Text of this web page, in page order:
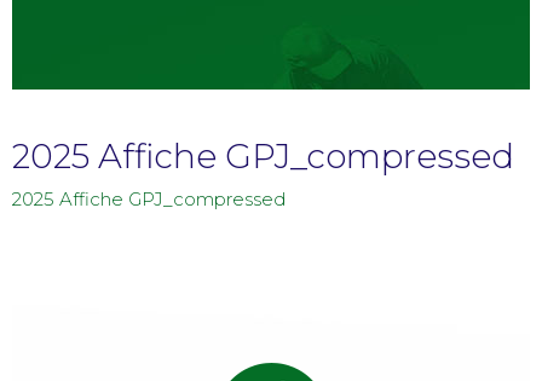
2025 Affiche GPJ_compressed
2025 Affiche GPJ_compressed